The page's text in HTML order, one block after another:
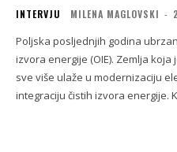
INTERVJU MILENA MAGLOVSKI -
Poljska posljednjih godina
izvora energije (OIE). Zemlja
sve više ulaže u modernizaciju
integraciju čistih izvora energije.